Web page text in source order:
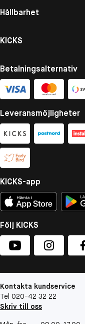
Hållbarhet
KICKS
Betalningsalternativ
Leveransmöjligheter
KICKS-app
Följ KICKS
Kontakta kundservice
Tel 020-42 32 22
Skriv till oss